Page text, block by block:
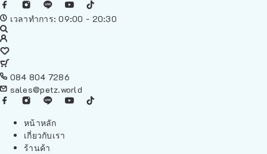
เวลาทำการ: 09:00 - 20:30
084 804 7286
sales@petz.world
หน้าหลัก
เกี่ยวกับเรา
ร้านค้า